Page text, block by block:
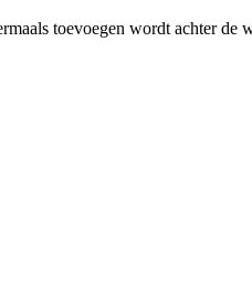
toevoegen wordt achter de